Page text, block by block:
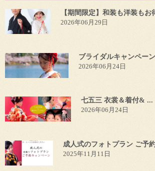
【期間限定】和装も洋装もお
2026年06月29日
ブライダルキャンペーン
2026年06月24日
七五三 衣裳＆着付& ...
2026年06月24日
成人式のフォトプラン ご予
2025年11月11日